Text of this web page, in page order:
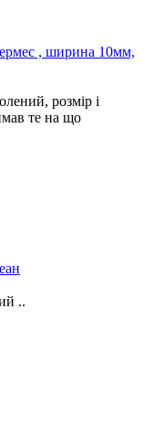
, ширина 10мм,
розмір і
те на що
..